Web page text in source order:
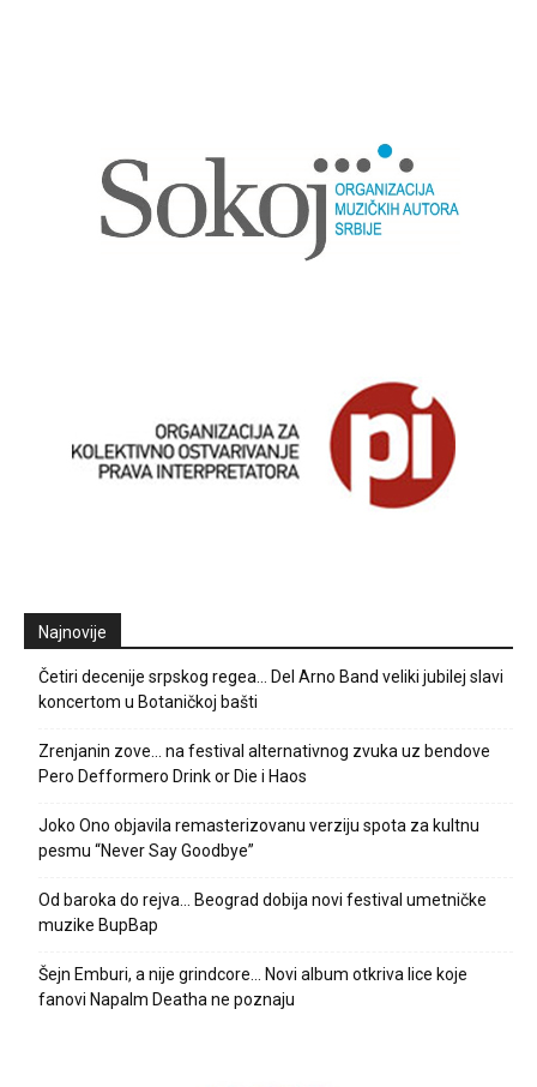
Najnovije
Četiri decenije srpskog regea… Del Arno Band veliki jubilej slavi
koncertom u Botaničkoj bašti
Zrenjanin zove… na festival alternativnog zvuka uz bendove
Pero Defformero Drink or Die i Haos
Joko Ono objavila remasterizovanu verziju spota za kultnu
pesmu “Never Say Goodbye”
Od baroka do rejva… Beograd dobija novi festival umetničke
muzike BupBap
Šejn Emburi, a nije grindcore… Novi album otkriva lice koje
fanovi Napalm Deatha ne poznaju